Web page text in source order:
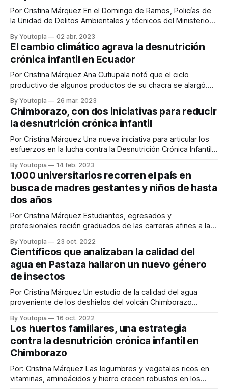
Por Cristina Márquez En el Domingo de Ramos, Policías de
la Unidad de Delitos Ambientales y técnicos del Ministerio
recorrieron los mercados del país, para evitar la
comercialización de la palma de cera, una especie enlistada
en el libro rojo de las plantas
By Youtopia 02 abr. 2023
El cambio climático agrava la desnutrición
crónica infantil en Ecuador
Por Cristina Márquez Ana Cutiupala notó que el ciclo
productivo de algunos productos de su chacra se alargó.
cosechaban en siete meses hoy se cosechan entre cinco y
seis semanas después de lo esperado. “Eso si las heladas
no dañan
By Youtopia 26 mar. 2023
Chimborazo, con dos iniciativas para reducir
la desnutrición crónica infantil
Por Cristina Márquez Una nueva iniciativa para articular los
esfuerzos en la lucha contra la Desnutrición Crónica Infantil
Se trata de una mesa ciudadana integrada por los
representantes de 33 organizaciones. Entre ellas las dos
universidades de la provincia
By Youtopia 14 feb. 2023
1.000 universitarios recorren el país en
busca de madres gestantes y niños de hasta
dos años
Por Cristina Márquez Estudiantes, egresados y
profesionales recién graduados de las carreras afines a la
parroquias en 23 provincias del país, con el fin de encontrar
a las madres gestantes y a las familias con niños de hasta
dos
By Youtopia 23 oct. 2022
Científicos que analizaban la calidad del
agua en Pastaza hallaron un nuevo género
de insectos
Por Cristina Márquez Un estudio de la calidad del agua
proveniente de los deshielos del volcán Chimborazo
insectos. Los systelloderes son heterópteros que
pertenecen a la familia enicocephallydae, y asombraron a
los expertos por ser sumamente raros y desconocidos
para la
By Youtopia 16 oct. 2022
Los huertos familiares, una estrategia
contra la desnutrición crónica infantil en
Chimborazo
Por: Cristina Márquez Las legumbres y vegetales ricos en
vitaminas, aminoácidos y hierro crecen robustos en los